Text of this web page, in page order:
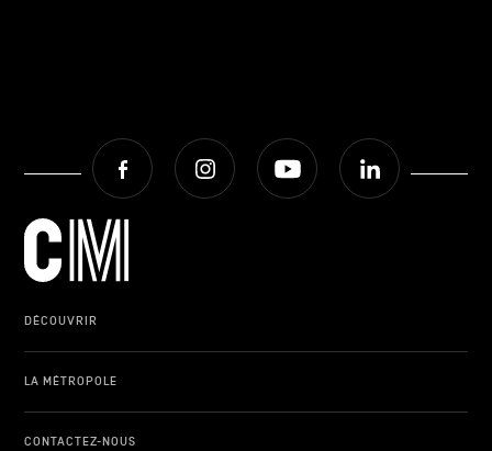
Facebook Instagram Youtube
DÉCOUVRIR
LA MÉTROPOLE
CONTACTEZ-NOUS